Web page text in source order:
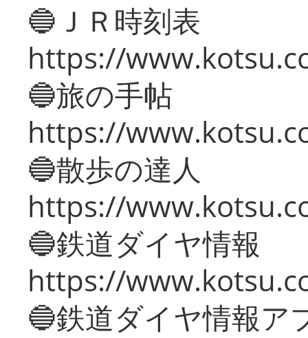
🔵ＪＲ時刻表
https://
🔵旅の手帖
https://
🔵散歩の達人
https://
🔵鉄道ダイヤ情報
https://
🔵鉄道ダイヤ情報ア